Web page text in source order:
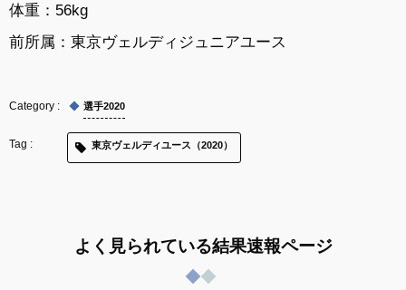
体重： 56kg
前所属： 東京ヴェルディジュニアユース
選手2020
東京ヴェルディユース（2020）
よく見られている結果速報ページ